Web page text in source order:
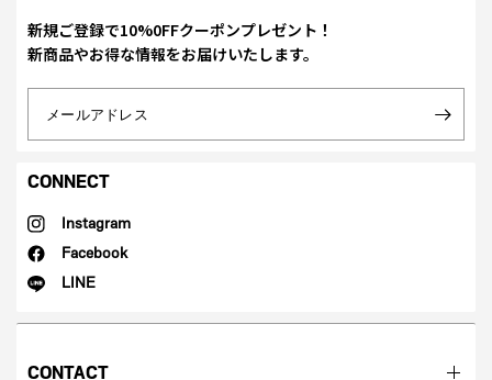
新規ご登録で10%0FFクーポンプレゼント！
新商品やお得な情報をお届けいたします。
メールアドレス
CONNECT
Instagram
Facebook
LINE
CONTACT